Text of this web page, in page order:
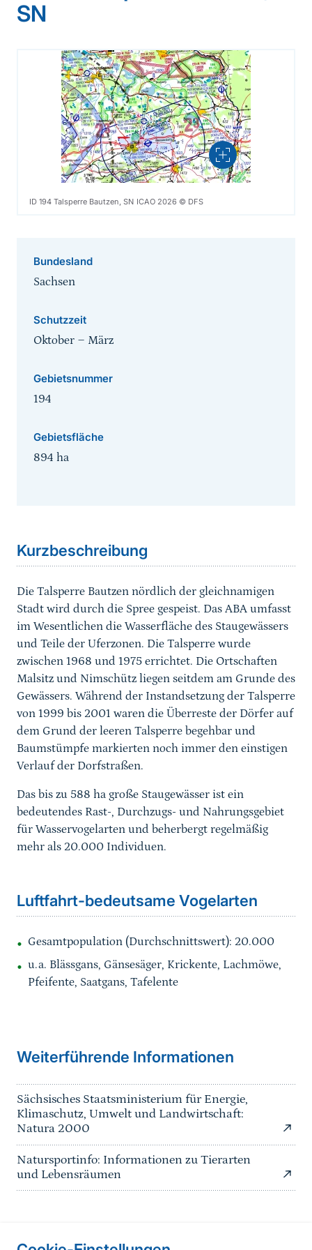
SN
Vergrößern
ID 194 Talsperre Bautzen, SN ICAO 2026 © DFS
Bundesland
Sachsen
Schutzzeit
Oktober ‒ März
Gebietsnummer
194
Gebietsfläche
894 ha
Kurzbeschreibung
Die Talsperre Bautzen nördlich der gleichnamigen
Stadt wird durch die Spree gespeist. Das ABA umfasst
im Wesentlichen die Wasserfläche des Staugewässers
und Teile der Uferzonen. Die Talsperre wurde
zwischen 1968 und 1975 errichtet. Die Ortschaften
Malsitz und Nimschütz liegen seitdem am Grunde des
Gewässers. Während der Instandsetzung der Talsperre
von 1999 bis 2001 waren die Überreste der Dörfer auf
dem Grund der leeren Talsperre begehbar und
Baumstümpfe markierten noch immer den einstigen
Verlauf der Dorfstraßen.
Das bis zu 588 ha große Staugewässer ist ein
bedeutendes Rast-, Durchzugs- und Nahrungsgebiet
für Wasservogelarten und beherbergt regelmäßig
mehr als 20.000 Individuen.
Luftfahrt-bedeutsame Vogelarten
Gesamtpopulation (Durchschnittswert): 20.000
u.a. Blässgans, Gänsesäger, Krickente, Lachmöwe,
Pfeifente, Saatgans, Tafelente
Weiterführende Informationen
Sächsisches Staatsministerium für Energie,
Klimaschutz, Umwelt und Landwirtschaft:
Natura 2000
Natursportinfo: Informationen zu Tierarten
und Lebensräumen